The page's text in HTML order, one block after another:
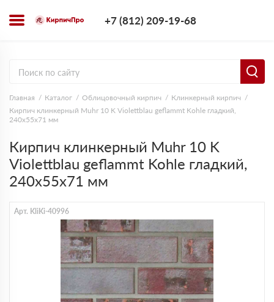
+7 (812) 209-19-68
Главная Каталог Облицовочный кирпич
Клинкерный кирпич
Кирпич клинкерный Muhr 10 K Violettblau geflammt Kohle гладкий,
240х55х71 мм
Кирпич клинкерный Muhr 10 K
Violettblau geflammt Kohle гладкий,
240х55х71 мм
Арт. KliKi-40996